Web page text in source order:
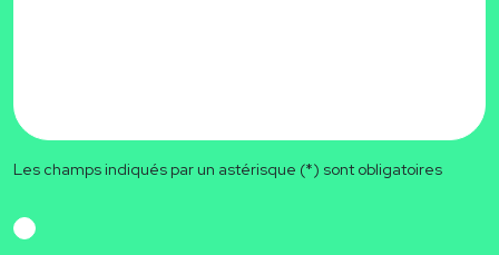
Les champs indiqués par un astérisque (*) sont obligatoires